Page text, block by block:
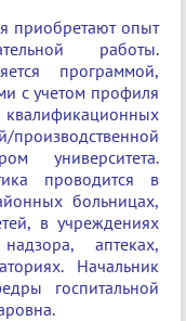
приобретают опыт
работы.
программой,
с учетом профиля
университета.
проводится в
больницах,
в учреждениях
надзора, аптеках,
Начальник
госпитальной